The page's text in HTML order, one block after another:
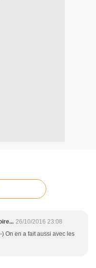
26/10/2016 23:08
On en a fait aussi avec les